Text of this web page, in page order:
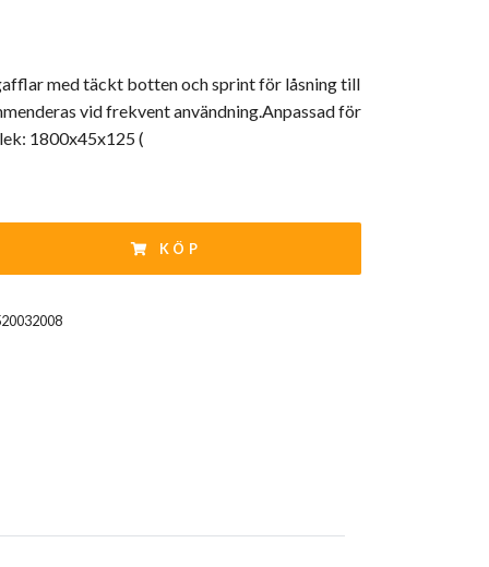
med täckt botten och sprint för låsning till
vid frekvent användning.Anpassad för
1800x45x125 (
KÖP